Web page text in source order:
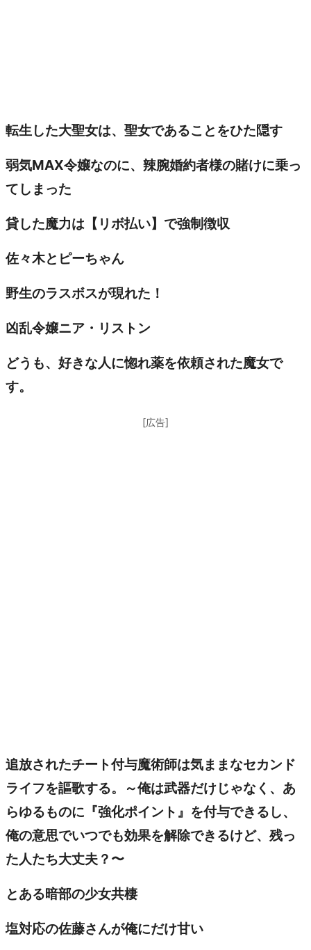
転生した大聖女は、聖女であることをひた隠す
弱気MAX令嬢なのに、辣腕婚約者様の賭けに乗っ
てしまった
貸した魔力は【リボ払い】で強制徴収
佐々木とピーちゃん
野生のラスボスが現れた！
凶乱令嬢ニア・リストン
どうも、好きな人に惚れ薬を依頼された魔女で
す。
[広告]
追放されたチート付与魔術師は気ままなセカンド
ライフを謳歌する。～俺は武器だけじゃなく、あ
らゆるものに『強化ポイント』を付与できるし、
俺の意思でいつでも効果を解除できるけど、残っ
た人たち大丈夫？〜
とある暗部の少女共棲
塩対応の佐藤さんが俺にだけ甘い